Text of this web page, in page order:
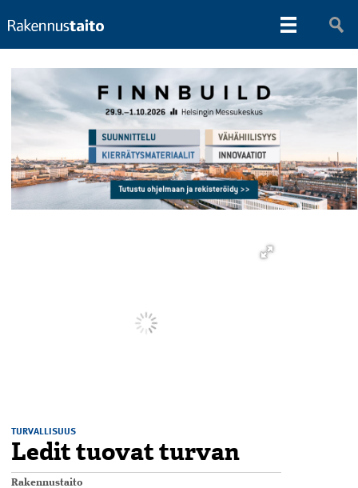
TURVALLISUUS
Ledit tuovat turvan
Rakennustaito